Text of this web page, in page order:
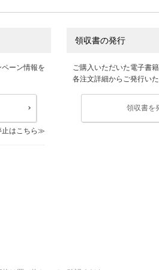
ーン情報を
はこちら
領収書の発行
ご購入いただいた電子書
各注文詳細からご発行いた
領収書を